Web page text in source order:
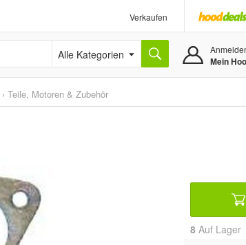
Verkaufen
Alle Kategorien
Mein
› Teile, Motoren & Zubehör
8 Auf Lager